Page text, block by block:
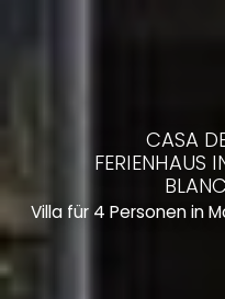
CASA
FERIENHAUS
Villa für 4 Personen in